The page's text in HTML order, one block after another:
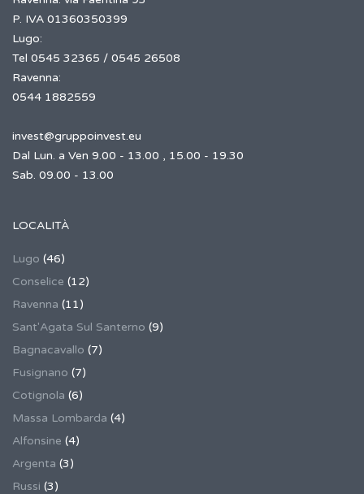
P. IVA 01360350399
Lugo:
Tel 0545 32365 / 0545 26508
Ravenna:
0544 1882559
invest@gruppoinvest.eu
Dal Lun. a Ven 9.00 - 13.00 , 15.00 - 19.30
Sab. 09.00 - 13.00
LOCALITÀ
Lugo (46)
Conselice (12)
Ravenna (11)
Sant'Agata Sul Santerno (9)
Bagnacavallo (7)
Fusignano (7)
Cotignola (6)
Massa Lombarda (4)
Alfonsine (4)
Argenta (3)
Russi (3)